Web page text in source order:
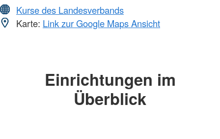
Kurse des Landesverbands
Karte: Link zur Google Maps Ansicht
Einrichtungen im
Überblick